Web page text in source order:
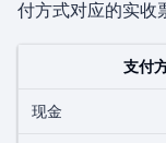
付方式对应的实收
支付
现金